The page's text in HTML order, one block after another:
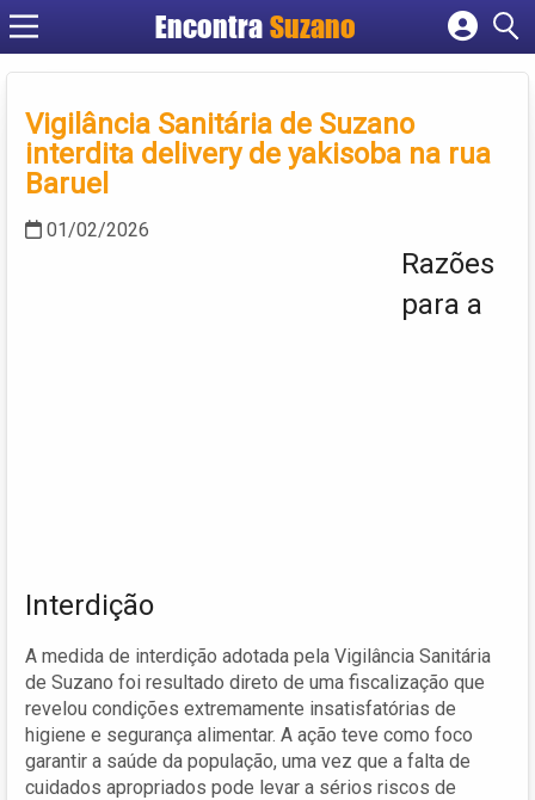
EncontraSuzano
Cadastrar empresa
Criar conta
Vigilância Sanitária de Suzano
interdita delivery de yakisoba na rua
Baruel
01/02/2026
Razões
para a
Interdição
A medida de interdição adotada pela Vigilância Sanitária
de Suzano foi resultado direto de uma fiscalização que
revelou condições extremamente insatisfatórias de
higiene e segurança alimentar. A ação teve como foco
garantir a saúde da população, uma vez que a falta de
cuidados apropriados pode levar a sérios riscos de